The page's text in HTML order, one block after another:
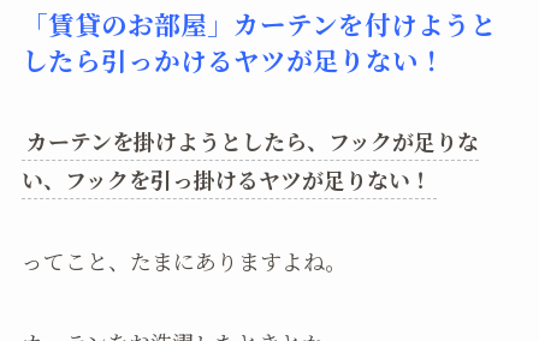
「賃貸のお部屋」カーテンを付けようと
したら引っかけるヤツが足りない！
カーテンを掛けようとしたら、フックが足りな
い、フックを引っ掛けるヤツが足りない！
ってこと、たまにありますよね。